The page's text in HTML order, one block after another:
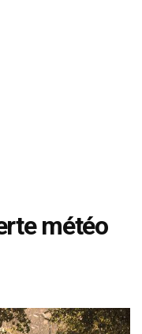
météo